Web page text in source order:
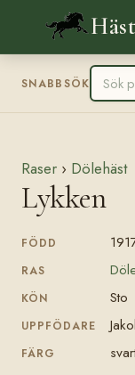
SNABBSÖK
Raser › Dölehäst
Lykken
FÖDD
RAS
KÖN Sto
UPPFÖDARE
FÄRG